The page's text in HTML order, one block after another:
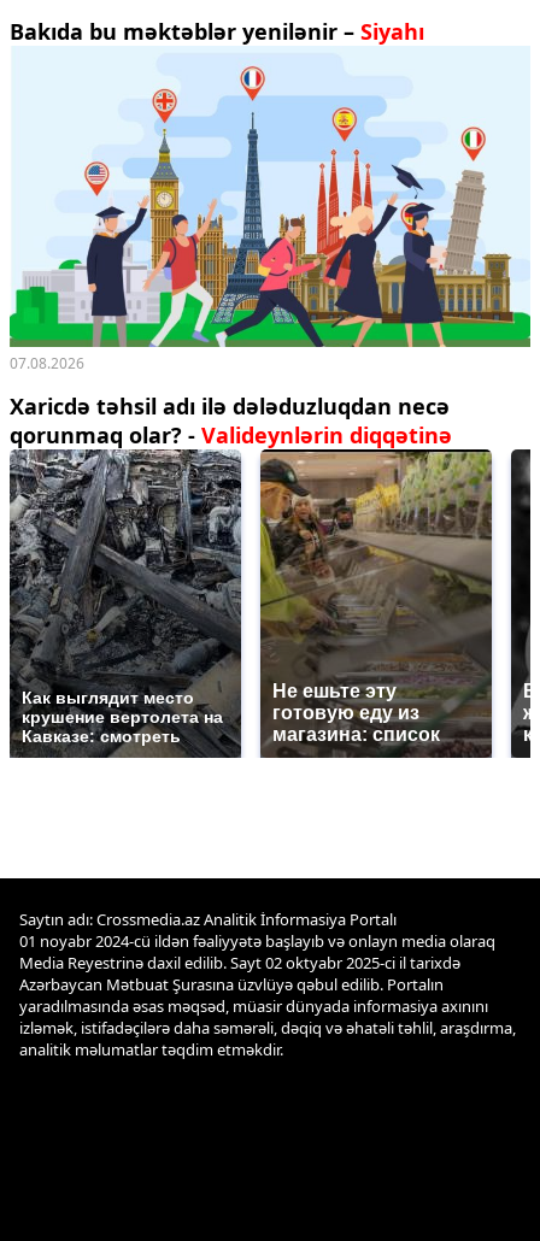
Bakıda bu məktəblər yenilənir – Siyahı
07.08.2026
Xaricdə təhsil adı ilə dələduzluqdan necə
qorunmaq olar? - Valideynlərin diqqətinə
Как выглядит место
крушение вертолета на
Кавказе: смотреть
Не ешьте эту
готовую еду из
магазина: список
В
Saytın adı: Crossmedia.az Analitik İnformasiya Portalı
01 noyabr 2024-cü ildən fəaliyyətə başlayıb və onlayn media olaraq
Media Reyestrinə daxil edilib. Sayt 02 oktyabr 2025-ci il tarixdə
Azərbaycan Mətbuat Şurasına üzvlüyə qəbul edilib. Portalın
yaradılmasında əsas məqsəd, müasir dünyada informasiya axınını
izləmək, istifadəçilərə daha səmərəli, dəqiq və əhatəli təhlil, araşdırma,
analitik məlumatlar təqdim etməkdir.